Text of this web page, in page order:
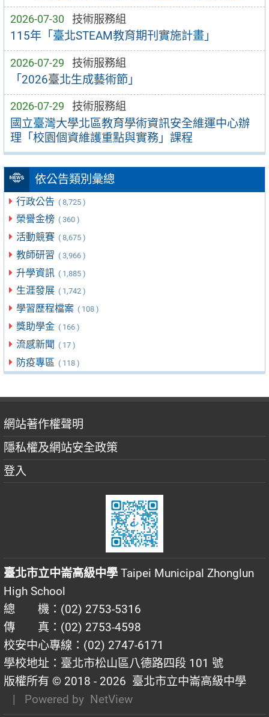
2026-07-30 技術服務組
115年「臺北STEAM教育期刊實施計畫」
2026-07-29 技術服務組
「2026臺北生成藝術節」
2026-07-29 技術服務組
國立臺灣大學北區教育學術資訊安全維運中心辦
理「校園個資維護重點與實務」課程
依公告類別彙總
行政公告 ( 8,725 )
榮譽金榜 ( 360 )
活動競賽 ( 8,675 )
教師研習 ( 3,966 )
升學資訊 ( 1,885 )
生涯發展 ( 1,742 )
學習歷程檔案 ( 108 )
獎助學金 ( 166 )
流感新聞 ( 17 )
防疫專區 ( 118 )
網站著作權聲明
隱私權及網站安全政策
登入
臺北市立中崙高級中學 Taipei Municipal Zhonglun
High School
總 機：(02) 2753-5316
傳 真：(02) 2753-4598
校安中心專線：(02) 2747-6171
學校地址：臺北市松山區八德路四段 101 號
版權所有 © 2018 - 2026 臺北市立中崙高級中學
| Powered by NetView